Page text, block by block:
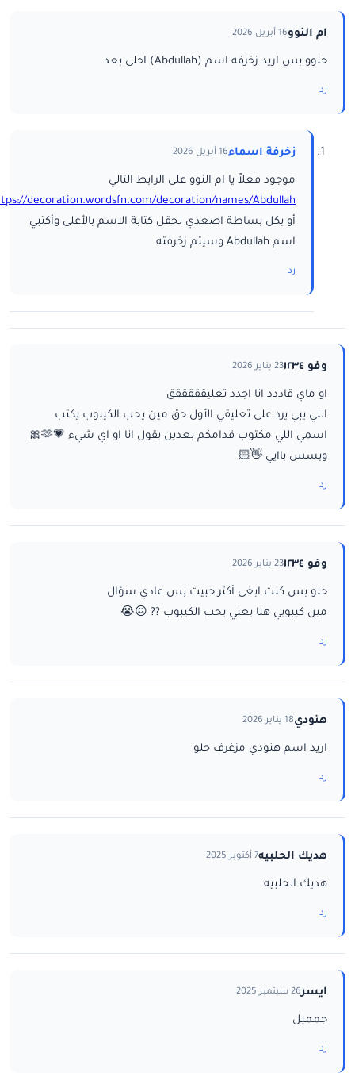
ام النوو16 أبريل 2026
حلوو بس اريد زخرفه اسم (Abdullah) احلى بعد
رد
زخرفة اسماء16 أبريل 2026
موجود فعلاً يا ام النوو على الرابط التالي
decoration.wordsfn.com/decoration/names/Abdullah/
أو بكل بساطة اصعدي لحقل كتابة الاسم بالأعلى وأكتبي
اسم Abdullah وسيتم زخرفته
رد
وفو ١٢٣٤ 23 يناير 2026
او ماي قاددد انا اجدد تعليقققققق
اللي يبي يرد على تعليقي الأول حق مين يحب الكيبوب يكتب
اسمي اللي مكتوب قدامكم بعدين يقول انا او اي شيء 💗🫶🎀
وبسس باايي 👋🏻
رد
وفو ١٢٣٤ 23 يناير 2026
حلو بس كنت ابغى أكثر حبيت بس عادي سؤال
مين كيبوبي هنا يعني يحب الكيبوب ?? 😖😭
رد
هنودي18 يناير 2026
اريد اسم هنودي مزغرف حلو
رد
هديك الحلبيه7 أكتوبر 2025
هديك الحلبيه
رد
ايسر26 سبتمبر 2025
جمميل
رد